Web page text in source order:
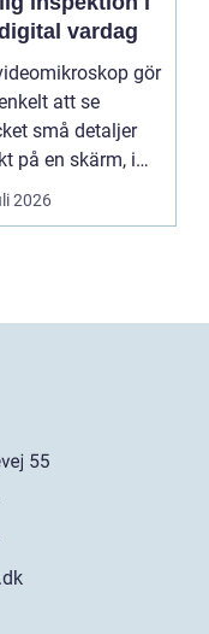
vardag
gör
att se
små detaljer
på en skärm, i
för genom...
2026